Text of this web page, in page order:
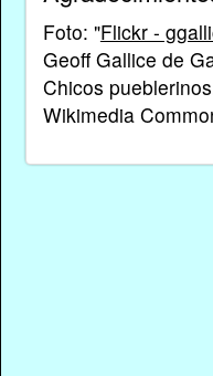
Foto: "Flickr -
Geoff Gallice de
Chicos
Wikimedia